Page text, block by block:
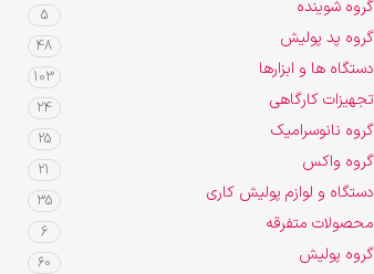
گروه شوینده 5
گروه پد پولیش 48
دستگاه ها و ابزارها 103
تجهیزات کارگاهی 24
گروه نانوسرامیک 25
گروه واکس 21
دستگاه و لوازم پولیش کاری 35
محصولات متفرقه 6
گروه پولیش 60